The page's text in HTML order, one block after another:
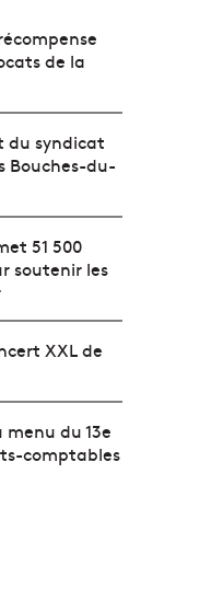
de la
du syndicat
Bouches-du-
51 500
soutenir les
XXL de
du 13e
comptables